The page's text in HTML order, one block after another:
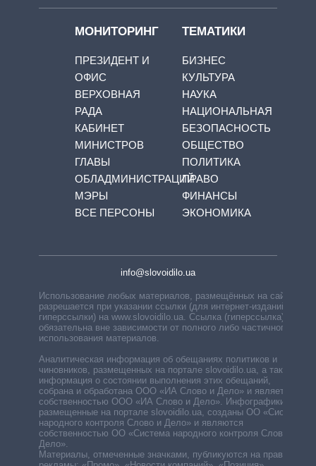
МОНИТОРИНГ
ПРЕЗИДЕНТ И
ОФИС
ВЕРХОВНАЯ
РАДА
КАБИНЕТ
МИНИСТРОВ
ГЛАВЫ
ОБЛАДМИНИСТРАЦИЙ
МЭРЫ
ВСЕ ПЕРСОНЫ
ТЕМАТИКИ
БИЗНЕС
КУЛЬТУРА
НАУКА
НАЦИОНАЛЬНАЯ
БЕЗОПАСНОСТЬ
ОБЩЕСТВО
ПОЛИТИКА
ПРАВО
ФИНАНСЫ
ЭКОНОМИКА
info@slovoidilo.ua
Использование любых материалов, размещённых на сайте,
разрешается при указании ссылки (для интернет-изданий —
гиперссылки) на www.slovoidilo.ua. Ссылка (гиперссылка)
обязательна вне зависимости от полного либо частичного
использования материалов.
Аналитическая информация об обещаниях политиков и
чиновников, размещенных на портале slovoidilo.ua, а также
информация о состоянии выполнения этих обещаний,
собрана и обработана ООО «ИА Слово и Дело» и является
собственностью ООО «ИА Слово и Дело». Инфографики,
размещенные на портале slovoidilo.ua, созданы ОО «Система
народного контроля Слово и Дело» и являются
собственностью ОО «Система народного контроля Слово и
Дело».
Материалы, отмеченные значками, публикуются на правах